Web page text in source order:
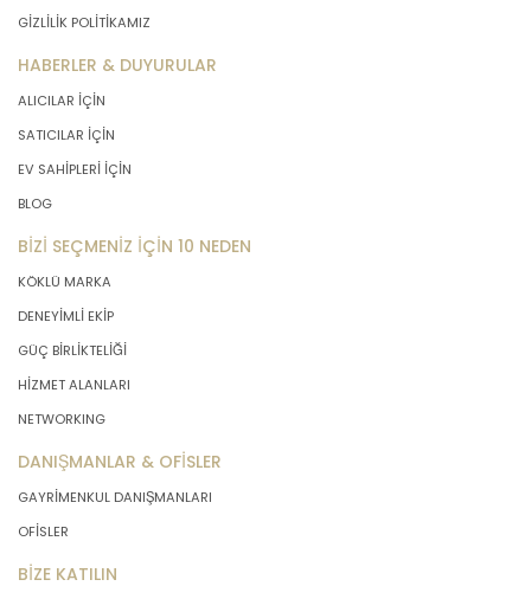
GİZLİLİK POLİTİKAMIZ
HABERLER & DUYURULAR
ALICILAR İÇİN
SATICILAR İÇİN
EV SAHİPLERİ İÇİN
BLOG
BİZİ SEÇMENİZ İÇİN 10 NEDEN
KÖKLÜ MARKA
DENEYİMLİ EKİP
GÜÇ BİRLİKTELİĞİ
HİZMET ALANLARI
NETWORKING
DANIŞMANLAR & OFİSLER
GAYRİMENKUL DANIŞMANLARI
OFİSLER
BİZE KATILIN